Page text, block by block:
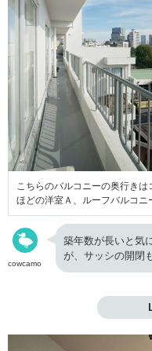
こちらのバルコニーの奥行き
ほどの洋室Ａ、ルーフバルコニ
cowcamo
築年数が長いと気
が、サッシの開閉